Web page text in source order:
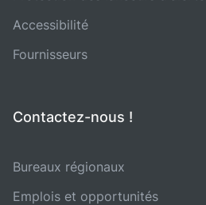
Accessibilité
Fournisseurs
Contactez-nous !
Bureaux régionaux
Emplois et opportunités